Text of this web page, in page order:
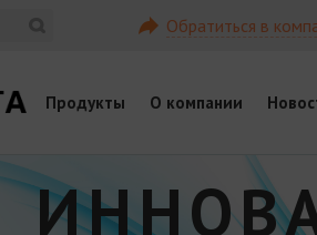
Обратиться в
Продукты О компании